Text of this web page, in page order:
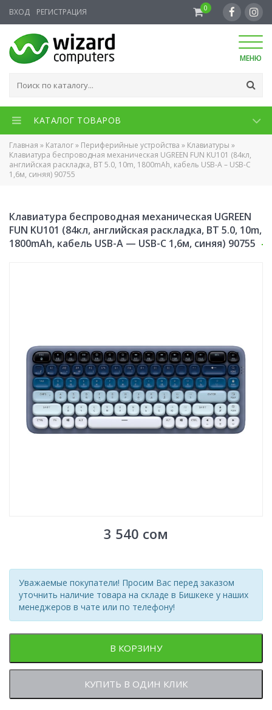
ВХОД РЕГИСТРАЦИЯ 0
МЕНЮ
КАТАЛОГ ТОВАРОВ
Главная » Каталог» Периферийные устройства » Клавиатуры »
Клавиатура беспроводная механическая UGREEN FUN KU101 (84кл,
английская раскладка, BT 5.0, 10m, 1800mAh, кабель USB-A – USB-C
1,6м, синяя) 90755
Клавиатура беспроводная механическая UGREEN
FUN KU101 (84кл, английская раскладка, BT 5.0, 10m,
1800mAh, кабель USB-A — USB-C 1,6м, синяя) 90755
3 540 сом
Уважаемые покупатели! Просим Вас перед заказом
уточнить наличие товара на складе в Бишкеке у наших
менеджеров в чате или по телефону!
В КОРЗИНУ
КУПИТЬ В ОДИН КЛИК